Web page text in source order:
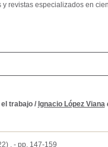
trabajo/ Ignacio López Viana
. - pp. 147-159
revistas especializados en